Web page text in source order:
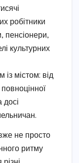
робітники
пенсіонери,
культурних
із містом: від
досі
не просто
ритму